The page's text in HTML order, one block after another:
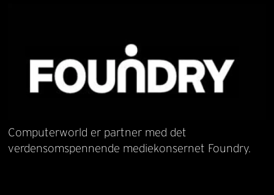
Computerworld er partner med det
verdensomspennende mediekonsernet Foundry.